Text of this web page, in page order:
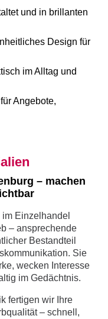
und in brillanten
Design für
im Alltag und
Angebote,
– machen
Einzelhandel
– ansprechende
Bestandteil
Sie
wecken Interesse
im Gedächtnis.
fertigen wir Ihre
– schnell,